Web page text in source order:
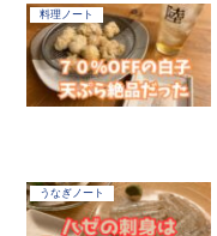
料理ノート
うなぎノート